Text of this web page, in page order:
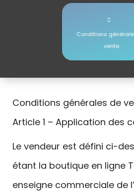
Conditions
vente
Conditions générales de
Article 1 – Application des
Le vendeur est défini ci-
étant la boutique en ligne
enseigne commerciale de